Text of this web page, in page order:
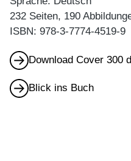
232 Seiten, 190
ISBN: 978-3-7774-4519-9
Download Cover 300
Blick ins Buch